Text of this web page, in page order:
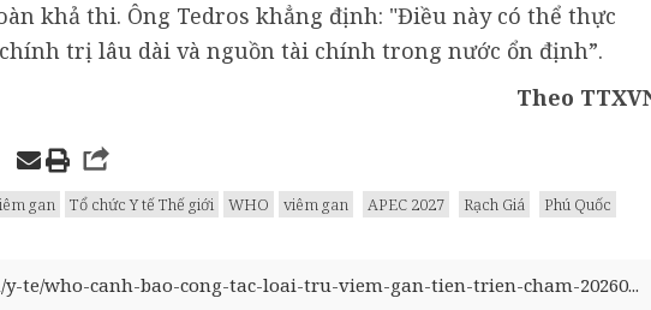
khả thi. Ông Tedros khẳng định: "Điều này có thể thực
trị lâu dài và nguồn tài chính trong nước ổn định”.
Theo
gan Tổ chức Y tế Thế giới WHO viêm gan APEC 2027 Rạch Giá
Phú Quốc
te/who-canh-bao-cong-tac-loai-tru-viem-gan-tien-trien-cham-20260...